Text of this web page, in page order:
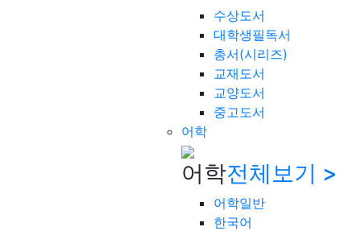
수상도서
대학생필독서
총서(시리즈)
교재도서
교양도서
중고도서
어학
어학전체보기 >
어학일반
한국어